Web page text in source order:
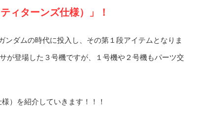
ィターンズ仕様）」！
ンダムの時代に投入し、その第１段アイテムとなりま
が登場した３号機ですが、１号機や２号機もパーツ交
）を紹介していきます！！！